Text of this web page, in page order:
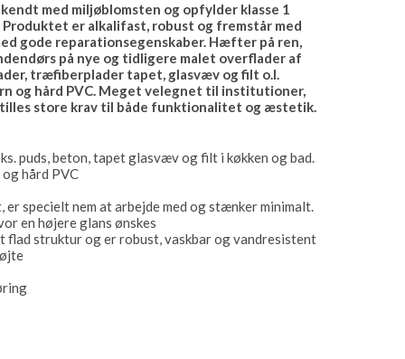
med miljøblomsten og opfylder klasse 1
er alkalifast, robust og fremstår med
gode reparationsegenskaber. Hæfter på ren,
på nye og tidligere malet overflader af
træfiberplader tapet, glasvæv og filt o.l.
og hård PVC. Meget velegnet til institutioner,
store krav til både funktionalitet og æstetik.
puds, beton, tapet glasvæv og filt i køkken og bad.
hård PVC
specielt nem at arbejde med og stænker minimalt.
en højere glans ønskes
flad struktur og er robust, vaskbar og vandresistent